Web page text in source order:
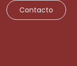
Contacto